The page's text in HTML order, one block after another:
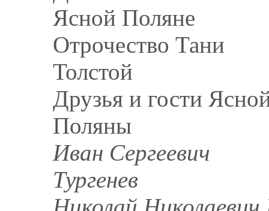
Ясной Поляне
Отрочество Тани
Толстой
Друзья и гости
Поляны
Иван Сергеевич
Тургенев